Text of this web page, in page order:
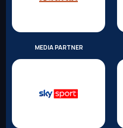
MEDIA PARTNER